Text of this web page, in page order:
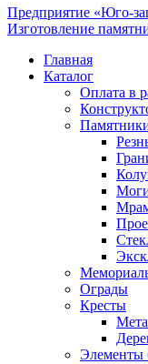
Предприятие «Юго-
Изготовление
Главная
Каталог
Оплата в
Ограды
Кресты
Элементы